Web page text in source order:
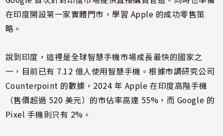
在印度開設第一家實體門市，學習 Apple 的成功零售策
略。
說到印度，這裡是全球智慧手機市場成長最快的國家之
一，目前已有 7.12 億人使用智慧手機。根據市調研究公司
Counterpoint 的數據，2024 年 Apple 在印度高階手機
（售價超過 520 美元）的市佔率高達 55%，而 Google 的
Pixel 手機則只有 2%。